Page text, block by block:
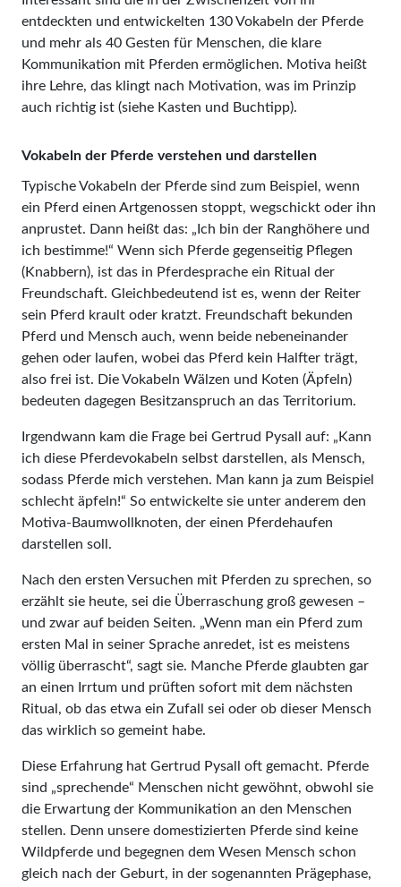
entdeckten und entwickelten 130 Vokabeln der Pferde
und mehr als 40 Gesten für Menschen, die klare
Kommunikation mit Pferden ermöglichen. Motiva heißt
ihre Lehre, das klingt nach Motivation, was im Prinzip
auch richtig ist (siehe Kasten und Buchtipp).
Vokabeln der Pferde verstehen und darstellen
Typische Vokabeln der Pferde sind zum Beispiel, wenn
ein Pferd einen Artgenossen stoppt, wegschickt oder ihn
anprustet. Dann heißt das: „Ich bin der Ranghöhere und
ich bestimme!“ Wenn sich Pferde gegenseitig Pflegen
(Knabbern), ist das in Pferdesprache ein Ritual der
Freundschaft. Gleichbedeutend ist es, wenn der Reiter
sein Pferd krault oder kratzt. Freundschaft bekunden
Pferd und Mensch auch, wenn beide nebeneinander
gehen oder laufen, wobei das Pferd kein Halfter trägt,
also frei ist. Die Vokabeln Wälzen und Koten (Äpfeln)
bedeuten dagegen Besitzanspruch an das Territorium.
Irgendwann kam die Frage bei Gertrud Pysall auf: „Kann
ich diese Pferdevokabeln selbst darstellen, als Mensch,
sodass Pferde mich verstehen. Man kann ja zum Beispiel
schlecht äpfeln!“ So entwickelte sie unter anderem den
Motiva-Baumwollknoten, der einen Pferdehaufen
darstellen soll.
Nach den ersten Versuchen mit Pferden zu sprechen, so
erzählt sie heute, sei die Überraschung groß gewesen –
und zwar auf beiden Seiten. „Wenn man ein Pferd zum
ersten Mal in seiner Sprache anredet, ist es meistens
völlig überrascht“, sagt sie. Manche Pferde glaubten gar
an einen Irrtum und prüften sofort mit dem nächsten
Ritual, ob das etwa ein Zufall sei oder ob dieser Mensch
das wirklich so gemeint habe.
Diese Erfahrung hat Gertrud Pysall oft gemacht. Pferde
sind „sprechende“ Menschen nicht gewöhnt, obwohl sie
die Erwartung der Kommunikation an den Menschen
stellen. Denn unsere domestizierten Pferde sind keine
Wildpferde und begegnen dem Wesen Mensch schon
gleich nach der Geburt, in der sogenannten Prägephase,